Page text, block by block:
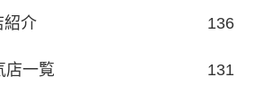
紹介 136
店一覧 131